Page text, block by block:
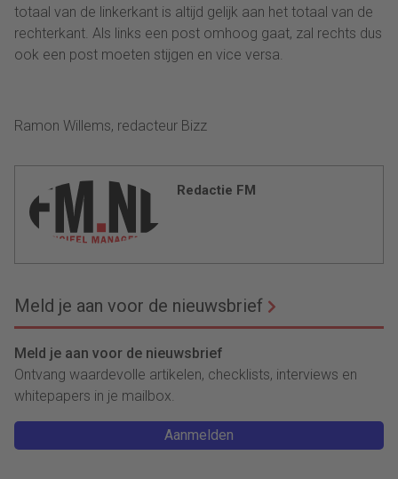
totaal van de linkerkant is altijd gelijk aan het totaal van de
rechterkant. Als links een post omhoog gaat, zal rechts dus
ook een post moeten stijgen en vice versa.
Ramon Willems, redacteur Bizz
Redactie FM
Meld je aan voor de nieuwsbrief
Meld je aan voor de nieuwsbrief
Ontvang waardevolle artikelen, checklists, interviews en
whitepapers in je mailbox.
Aanmelden